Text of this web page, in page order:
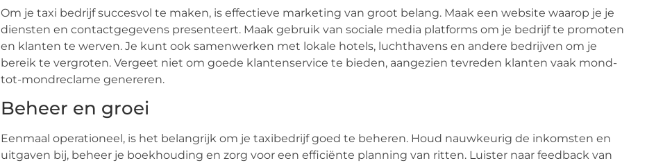
Om je taxi bedrijf succesvol te maken, is effectieve marketing van groot belang. Maak een website waarop je je
diensten en contactgegevens presenteert. Maak gebruik van sociale media platforms om je bedrijf te promoten
en klanten te werven. Je kunt ook samenwerken met lokale hotels, luchthavens en andere bedrijven om je
bereik te vergroten. Vergeet niet om goede klantenservice te bieden, aangezien tevreden klanten vaak mond-
tot-mondreclame genereren.
Beheer en groei
Eenmaal operationeel, is het belangrijk om je taxibedrijf goed te beheren. Houd nauwkeurig de inkomsten en
uitgaven bij, beheer je boekhouding en zorg voor een efficiënte planning van ritten. Luister naar feedback van